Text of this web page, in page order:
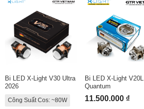
Bi LED X-Light V30 Ultra
2026
Công Suất Cos: ~80W
Bi LED X-Light V20L
Quantum
11.500.000 ₫